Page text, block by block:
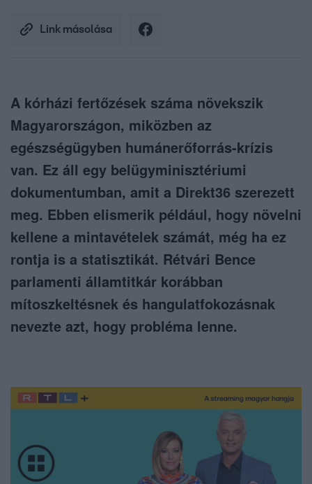
Link másolása
A kórházi fertőzések száma növekszik
Magyarországon, miközben az
egészségügyben humánerőforrás-krízis
van. Ez áll egy belügyminisztériumi
dokumentumban, amit a Direkt36 szerezett
meg. Ebben elismerik például, hogy növelni
kellene a mintavételek számát, még ha ez
rontja is a statisztikát. Rétvári Bence
parlamenti államtitkár korábban
mítoszkeltésnek és hangulatfokozásnak
nevezte azt, hogy probléma lenne.